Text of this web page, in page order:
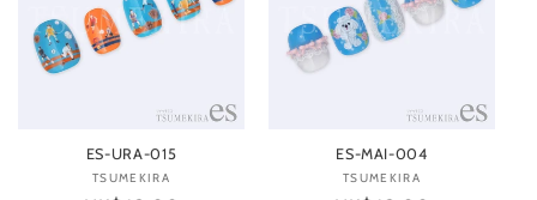
ES-URA-015
廠
TSUMEKIRA
ES-MAI-004
廠
TSUMEKIRA